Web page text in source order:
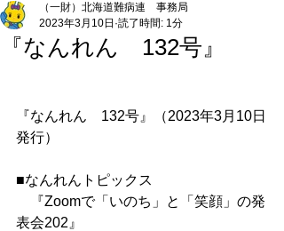
『なんれん 132号』
（一財）北海道難病連 事務局
2023年3月10日 読了時間: 1分
『なんれん　132号』（2023年3月10日
発行）
■なんれんトピックス
『Zoomで「いのち」と「笑顔」の発
表会202』